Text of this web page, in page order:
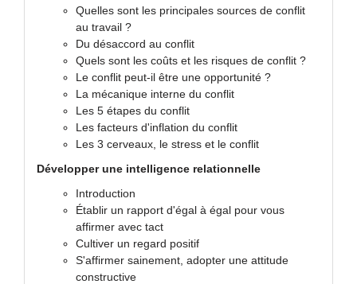
Quelles sont les principales sources de conflit
au travail ?
Du désaccord au conflit
Quels sont les coûts et les risques de conflit ?
Le conflit peut-il être une opportunité ?
La mécanique interne du conflit
Les 5 étapes du conflit
Les facteurs d'inflation du conflit
Les 3 cerveaux, le stress et le conflit
Développer une intelligence relationnelle
Introduction
Établir un rapport d'égal à égal pour vous
affirmer avec tact
Cultiver un regard positif
S'affirmer sainement, adopter une attitude
constructive